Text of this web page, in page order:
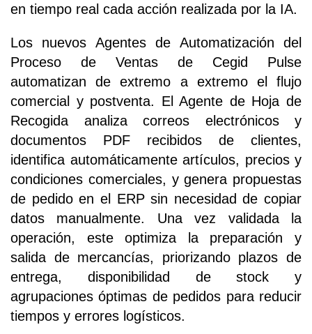
en tiempo real cada acción realizada por la IA.
Los nuevos Agentes de Automatización del
Proceso de Ventas de Cegid Pulse
automatizan de extremo a extremo el flujo
comercial y postventa. El Agente de Hoja de
Recogida analiza correos electrónicos y
documentos PDF recibidos de clientes,
identifica automáticamente artículos, precios y
condiciones comerciales, y genera propuestas
de pedido en el ERP sin necesidad de copiar
datos manualmente. Una vez validada la
operación, este optimiza la preparación y
salida de mercancías, priorizando plazos de
entrega, disponibilidad de stock y
agrupaciones óptimas de pedidos para reducir
tiempos y errores logísticos.